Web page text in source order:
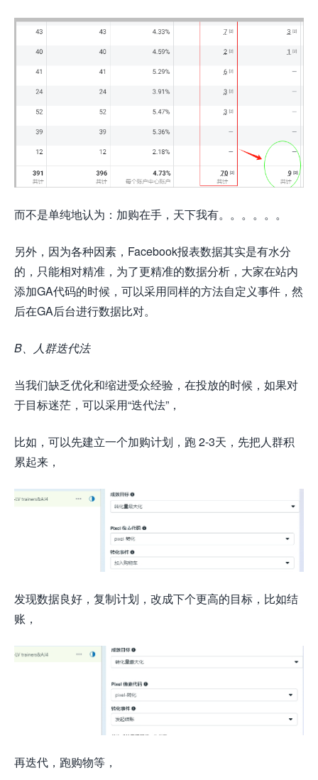
而不是单纯地认为：加购在手，天下我有。。。。。。
另外，因为各种因素，Facebook报表数据其实是有水分
的，只能相对精准，为了更精准的数据分析，大家在站内
添加GA代码的时候，可以采用同样的方法自定义事件，然
后在GA后台进行数据比对。
B、人群迭代法
当我们缺乏优化和缩进受众经验，在投放的时候，如果对
于目标迷茫，可以采用“迭代法”，
比如，可以先建立一个加购计划，跑 2-3天，先把人群积
累起来，
发现数据良好，复制计划，改成下个更高的目标，比如结
账，
再迭代，跑购物等，